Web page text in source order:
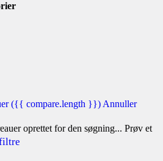
({{ compare.length }}) Annuller
oprettet for den søgning... Prøv et